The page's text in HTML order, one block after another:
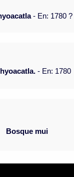
- En: 1780 ?
- En: 1780
Bosque mui